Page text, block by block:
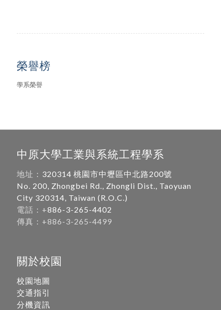
榮譽榜
學系榮譽
中原大學工業與系統工程學系
地址： 320314 桃園市中壢區中北路200號
No. 200, Zhongbei Rd., Zhongli Dist., Taoyuan
City 320314, Taiwan (R.O.C.)
電話：+886-3-265-4402
傳真：+886-3-265-4499
關於校園
校園地圖
交通指引
分機資訊